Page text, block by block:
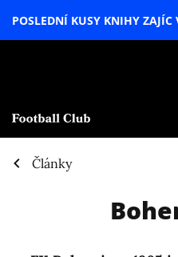
POSLEDNÍ KUSY KNIHY ZAJÍC
Články